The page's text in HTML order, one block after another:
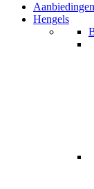
Aanbiedingen
Hengels